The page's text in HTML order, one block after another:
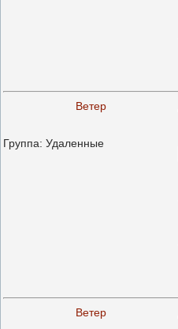
Ветер
Группа: Удаленные
Ветер